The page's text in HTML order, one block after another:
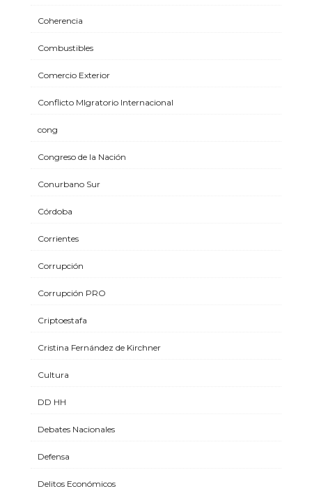
Coherencia
Combustibles
Comercio Exterior
Conflicto MIgratorio Internacional
cong
Congreso de la Nación
Conurbano Sur
Córdoba
Corrientes
Corrupción
Corrupción PRO
Criptoestafa
Cristina Fernández de Kirchner
Cultura
DD HH
Debates Nacionales
Defensa
Delitos Económicos